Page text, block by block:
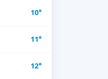
10°
11°
12°